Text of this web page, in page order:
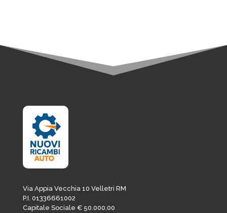
Via Appia Vecchia 10 Velletri RM
P.I. 01336661002
Capitale Sociale € 50.000,00